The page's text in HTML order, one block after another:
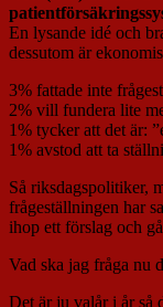
En lysande idé och
dessutom är
3% fattade inte
2% vill fundera lite
1% tycker att det är:
1% avstod att ta
Så riksdagspolitiker,
frågeställningen har
ihop ett förslag och
Vad ska jag fråga nu
Det är ju valår i år så